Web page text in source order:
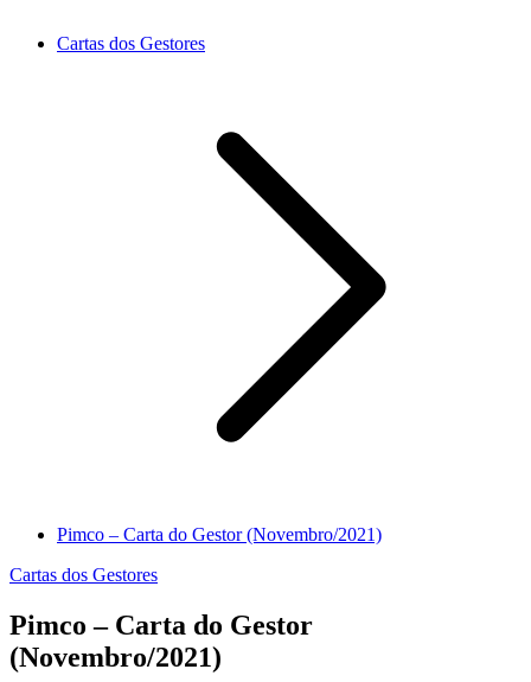
Cartas dos Gestores
Pimco – Carta do Gestor (Novembro/2021)
Cartas dos Gestores
Pimco – Carta do Gestor
(Novembro/2021)